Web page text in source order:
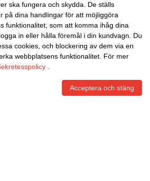
Danxen Män Jerry Ayon #64
Svart Mörkblå Hemmatröja
Matchtröjor 2025/26 Tröjor
T-Tröja
464,95Skr
ska fungera och skydda. De ställs
på dina handlingar för att möjliggöra
funktionalitet, som att komma ihåg dina
in eller hålla föremål i din kundvagn. Du
cookies, och blockering av dem via en
webbplatsens funktionalitet. För mer
Acceptera och stäng